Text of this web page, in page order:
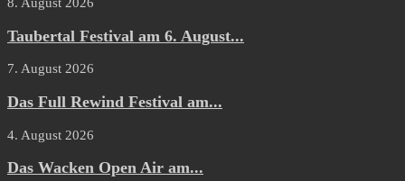
8. August 2026
Taubertal Festival am 6. August...
7. August 2026
Das Full Rewind Festival am...
4. August 2026
Das Wacken Open Air am...